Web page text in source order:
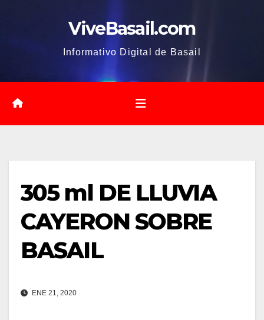
ViveBasail.com
Informativo Digital de Basail
305 ml DE LLUVIA
CAYERON SOBRE
BASAIL
ENE 21, 2020